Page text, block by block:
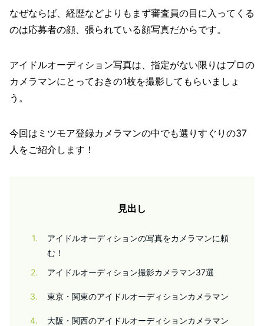
なぜならば、経歴などよりもまず審査員の目に入ってくる
のは応募者の顔、張られている顔写真だからです。
アイドルオーディション写真は、指定がない限りはプロの
カメラマンにとっておきの1枚を撮影してもらいましょ
う。
今回はミツモア登録カメラマンの中でも選りすぐりの37
人をご紹介します！
見出し
1
アイドルオーディションの写真をカメラマンに頼
む！
2
アイドルオーディション撮影カメラマン37選
3 東京・関東のアイドルオーディションカメラマン
4 大阪・関西のアイドルオーディションカメラマン